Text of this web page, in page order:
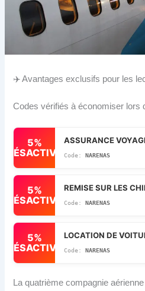
✈️ Avantages exclusifs pour les
Codes vérifiés à économiser lors
5%
DÉSACTIVÉ
ASSURANCE
NARENAS
5%
DÉSACTIVÉ
REMISE SUR LES
NARENAS
5%
DÉSACTIVÉ
LOCATION DE
NARENAS
La quatrième compagnie